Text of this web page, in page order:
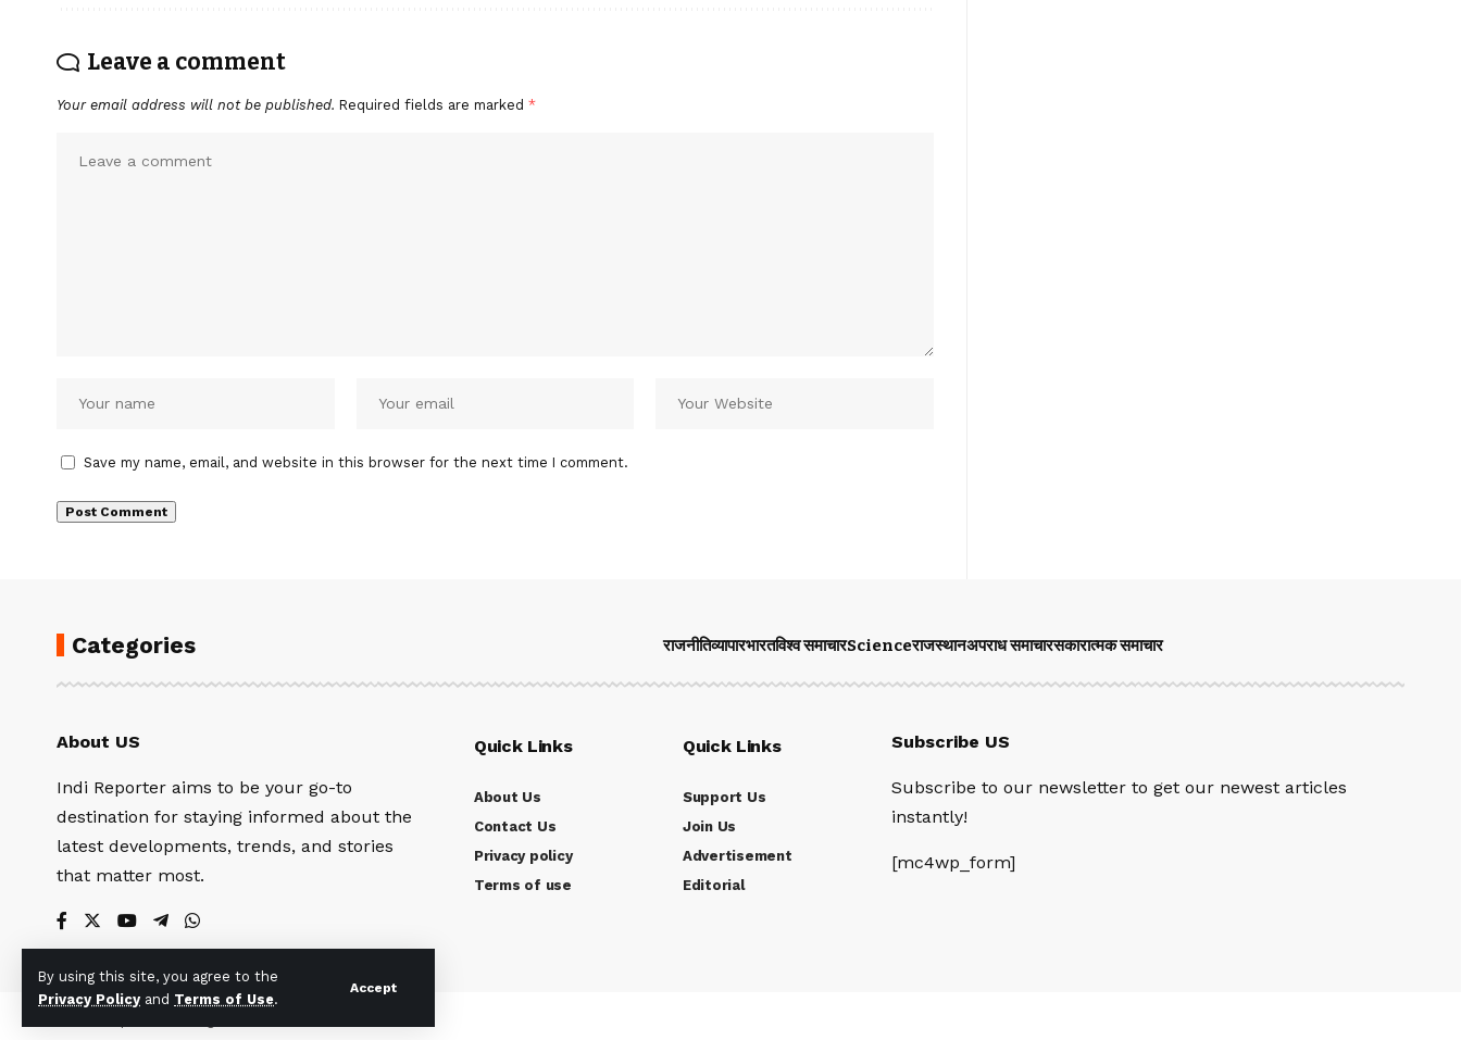
By using this site, you agree to the
Privacy Policy and Terms of Use.
Accept
Leave a comment
Your email address will not be published. Required fields are marked *
Save my name, email, and website in this browser for the next time I comment.
Categories राजनीतिव्यापारभारतविश्व समाचारScienceराजस्थानअपराध समाचारसकारात्मक समाचार
About US
Indi Reporter aims to be your go-to
destination for staying informed about the
latest developments, trends, and stories
that matter most.
Quick Links
About Us
Contact Us
Privacy policy
Terms of use
Quick Links
Support Us
Join Us
Advertisement
Editorial
Subscribe US
Subscribe to our newsletter to get our newest articles
instantly!
[mc4wp_form]